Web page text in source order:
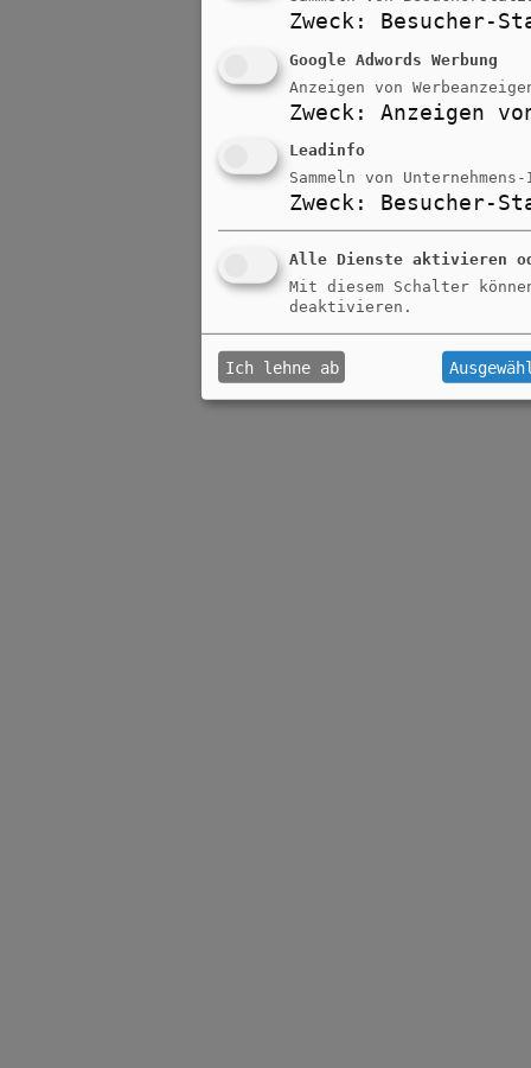
Zweck : Besucher-
Google Adwords Werbung
Anzeigen von
Zweck : Anzeigen
Leadinfo
Sammeln von
Zweck: Besucher-
Alle Dienste aktivieren
Mit diesem Schalter
deaktivieren.
Ich lehne ab